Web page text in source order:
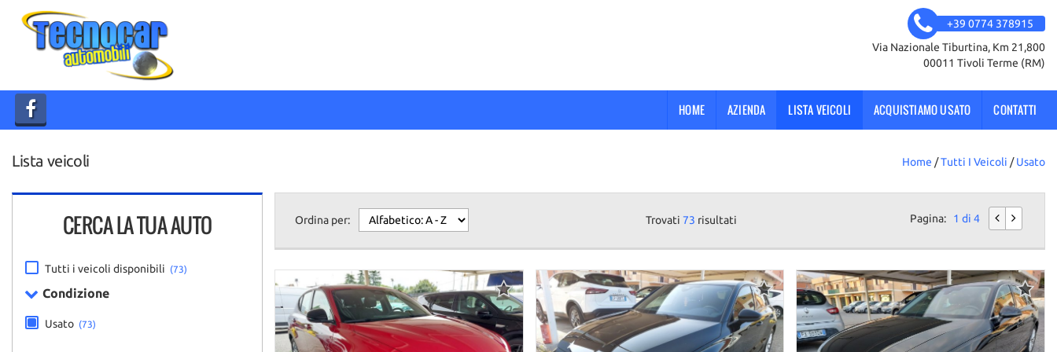
HOME
LISTA VEICOLI
ACQUISTIAMO USATO
+39 0774 378915
Via Nazionale Tiburtina, Km 21,800
00011 Tivoli Terme (RM)
HOME AZIENDA LISTA VEICOLI ACQUISTIAMO USATO CONTATTI
Lista veicoli Home /Tutti I Veicoli /Usato
CERCA LA TUA AUTO
Tutti i veicoli disponibili (73)
Condizione
Usato (73)
Ordina per: Trovati 73 risultati Pagina: 1 di 4